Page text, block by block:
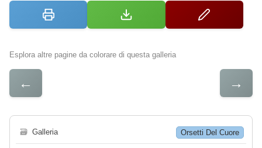
Esplora altre pagine da colorare di questa galleria
← →
🗃 Galleria Orsetti Del Cuore